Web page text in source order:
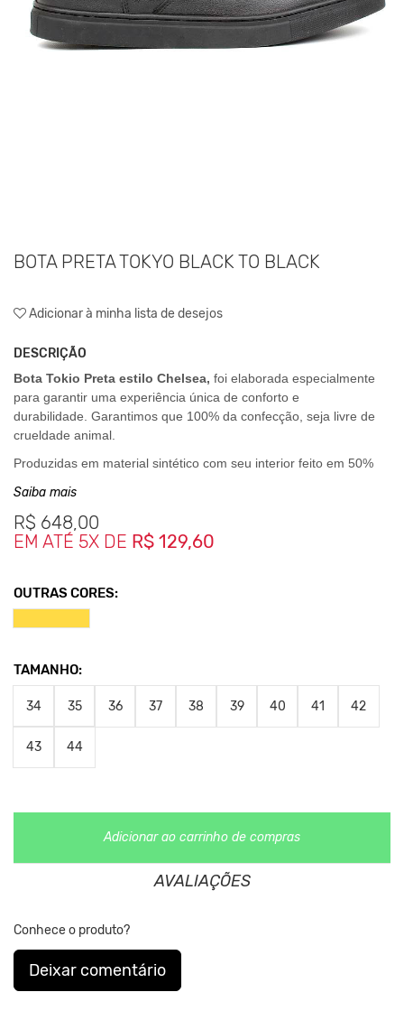
BOTA PRETA TOKYO BLACK TO BLACK
Adicionar à minha lista de desejos
DESCRIÇÃO
Bota Tokio Preta estilo Chelsea, foi elaborada especialmente
para garantir uma experiência única de conforto e
durabilidade. Garantimos que 100% da confecção, seja livre de
crueldade animal.
Produzidas em material sintético com seu interior feito em 50%
borracha natural Vulcanizada.
O design é o modelo Clássico Chelsea com elasticos nas
lateriais na cor preta.
Nos Produtos da King55 não se utilizam nenhum materialde
origem animal. Além disso, sustentabilidade é algo queestá no
europeia.
Saiba mais
R$ 648,00
EM ATÉ 5X DE R$ 129,60
OUTRAS CORES:
TAMANHO:
34 35 36 37 38 39 40 41 42
43 44
Adicionar ao carrinho de compras
AVALIAÇÕES
Conhece o produto?
Deixar comentário